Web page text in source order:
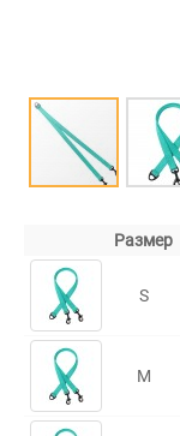
Размер
S
M